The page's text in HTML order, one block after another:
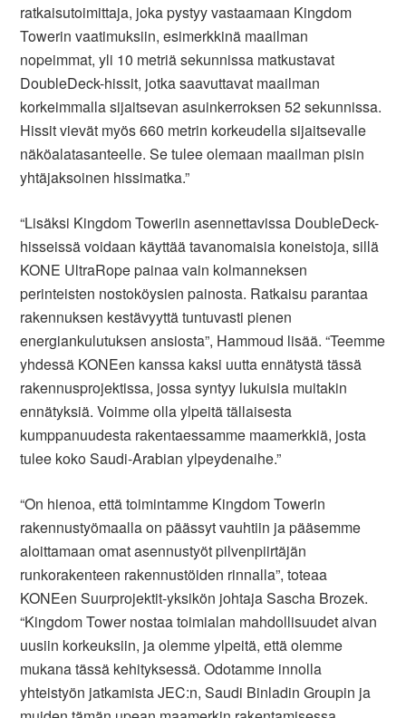
ratkaisutoimittaja, joka pystyy vastaamaan Kingdom
Towerin vaatimuksiin, esimerkkinä maailman
nopeimmat, yli 10 metriä sekunnissa matkustavat
DoubleDeck-hissit, jotka saavuttavat maailman
korkeimmalla sijaitsevan asuinkerroksen 52 sekunnissa.
Hissit vievät myös 660 metrin korkeudella sijaitsevalle
näköalatasanteelle. Se tulee olemaan maailman pisin
yhtäjaksoinen hissimatka.”
“Lisäksi Kingdom Toweriin asennettavissa DoubleDeck-
hisseissä voidaan käyttää tavanomaisia koneistoja, sillä
KONE UltraRope painaa vain kolmanneksen
perinteisten nostoköysien painosta. Ratkaisu parantaa
rakennuksen kestävyyttä tuntuvasti pienen
energiankulutuksen ansiosta”, Hammoud lisää. “Teemme
yhdessä KONEen kanssa kaksi uutta ennätystä tässä
rakennusprojektissa, jossa syntyy lukuisia muitakin
ennätyksiä. Voimme olla ylpeitä tällaisesta
kumppanuudesta rakentaessamme maamerkkiä, josta
tulee koko Saudi-Arabian ylpeydenaihe.”
“On hienoa, että toimintamme Kingdom Towerin
rakennustyömaalla on päässyt vauhtiin ja pääsemme
aloittamaan omat asennustyöt pilvenpiirtäjän
runkorakenteen rakennustöiden rinnalla”, toteaa
KONEen Suurprojektit-yksikön johtaja Sascha Brozek.
“Kingdom Tower nostaa toimialan mahdollisuudet aivan
uusiin korkeuksiin, ja olemme ylpeitä, että olemme
mukana tässä kehityksessä. Odotamme innolla
yhteistyön jatkamista JEC:n, Saudi Binladin Groupin ja